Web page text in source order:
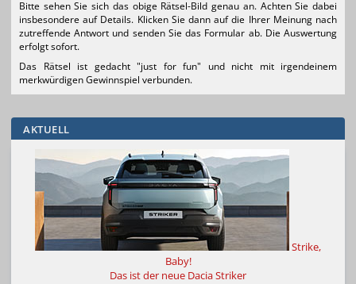
Bitte sehen Sie sich das obige Rätsel-Bild genau an. Achten Sie dabei
insbesondere auf Details. Klicken Sie dann auf die Ihrer Meinung nach
zutreffende Antwort und senden Sie das Formular ab. Die Auswertung
erfolgt sofort.
Das Rätsel ist gedacht "just for fun" und nicht mit irgendeinem
merkwürdigen Gewinnspiel verbunden.
AKTUELL
Strike,
Baby!
Das ist der neue Dacia Striker